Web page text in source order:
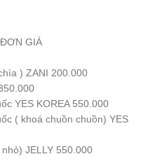
GIÁ
) ZANI 200.000
YES KOREA 550.000
( khoá chuồn chuồn) YES
JELLY 550.000